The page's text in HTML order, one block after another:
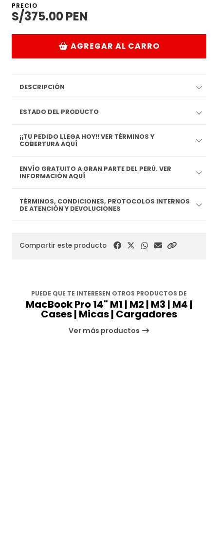
PRECIO
S/375.00 PEN
AGREGAR AL CARRO
DESCRIPCIÓN
ESTADO DEL PRODUCTO
¡¡TU PEDIDO LLEGA HOY!! VER TÉRMINOS Y
COBERTURA AQUÍ
ENVÍO GRATUITO A GRAN PARTE DEL PERÚ. VER
INFORMACIÓN AQUÍ
TÉRMINOS, CONDICIONES, PROTOCOLOS INTERNOS
DE ATENCIÓN Y DEVOLUCIONES
Compartir este producto
PUEDE QUE TE INTERESEN OTROS PRODUCTOS DE
MacBook Pro 14" M1 | M2 | M3 | M4 |
Cases | Micas | Cargadores
Ver más productos